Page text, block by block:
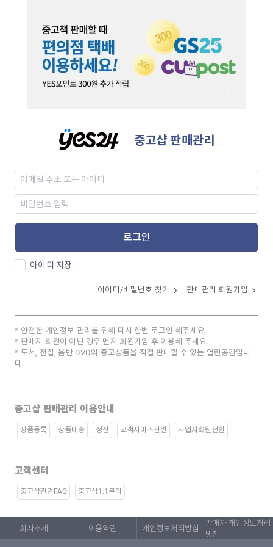
중고샵 판매관리
로그인
아이디 저장
아이디/비밀번호 찾기 판매관리 회원가입
안전한 개인정보 관리를 위해 다시 한번 로그인 해주세요.
판매자 회원이 아닌 경우 먼저 회원가입 후 이용해 주세요.
도서, 전집, 음반 DVD의 중고상품을 직접 판매할 수 있는 열린공간입니
다.
중고샵 판매관리 이용안내
상품등록 상품배송 정산 고객서비스관련 사업자회원전환
고객센터
중고샵관련FAQ 중고샵1:1문의
회사소개 이용약관 개인정보처리방침
판매자 개인정보처리
방침